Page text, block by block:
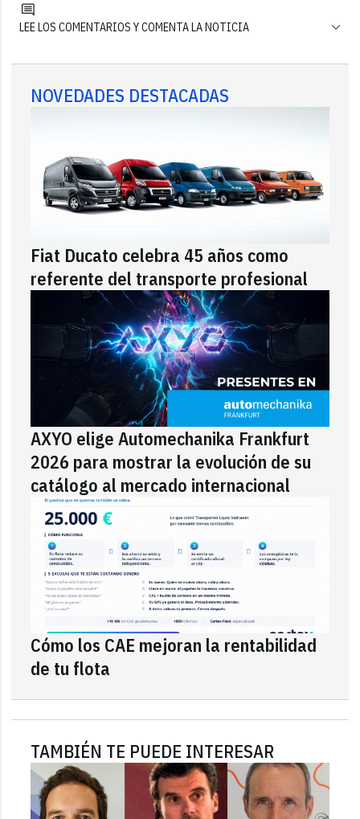
LEE LOS COMENTARIOS Y COMENTA LA NOTICIA
NOVEDADES DESTACADAS
Fiat Ducato celebra 45 años como
referente del transporte profesional
AXYO elige Automechanika Frankfurt
2026 para mostrar la evolución de su
catálogo al mercado internacional
Cómo los CAE mejoran la rentabilidad
de tu flota
TAMBIÉN TE PUEDE INTERESAR